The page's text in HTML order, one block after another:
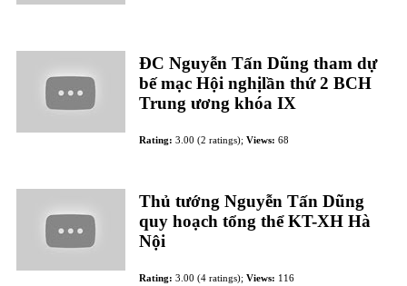
ĐC Nguyễn Tấn Dũng tham dự
bế mạc Hội nghịlần thứ 2 BCH
Trung ương khóa IX
Rating: 3.00 (2 ratings); Views: 68
Thủ tướng Nguyễn Tấn Dũng
quy hoạch tổng thể KT-XH Hà
Nội
Rating: 3.00 (4 ratings); Views: 116